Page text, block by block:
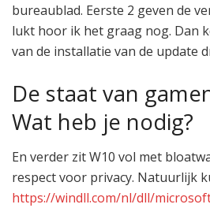
bureaublad. Eerste 2 geven de
lukt hoor ik het graag nog. Dan
van de installatie van de update
De staat van
Wat heb je nodig?
En verder zit W10 vol met
respect voor privacy. Natuurlijk
https://windll.com/nl/dll/